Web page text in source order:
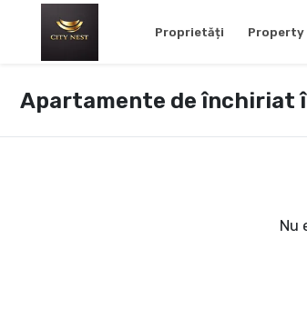
Proprietăți Property
Apartamente de închiriat
Nu